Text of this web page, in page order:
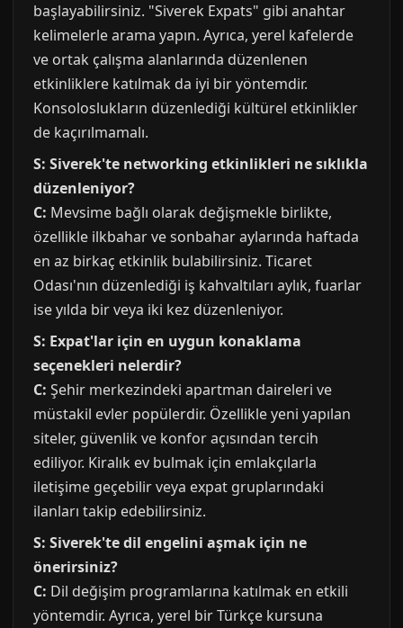
başlayabilirsiniz. "Siverek Expats" gibi anahtar
kelimelerle arama yapın. Ayrıca, yerel kafelerde
ve ortak çalışma alanlarında düzenlenen
etkinliklere katılmak da iyi bir yöntemdir.
Konsoloslukların düzenlediği kültürel etkinlikler
de kaçırılmamalı.
S: Siverek'te networking etkinlikleri ne sıklıkla
düzenleniyor?
C: Mevsime bağlı olarak değişmekle birlikte,
özellikle ilkbahar ve sonbahar aylarında haftada
en az birkaç etkinlik bulabilirsiniz. Ticaret
Odası'nın düzenlediği iş kahvaltıları aylık, fuarlar
ise yılda bir veya iki kez düzenleniyor.
S: Expat'lar için en uygun konaklama
seçenekleri nelerdir?
C: Şehir merkezindeki apartman daireleri ve
müstakil evler popülerdir. Özellikle yeni yapılan
siteler, güvenlik ve konfor açısından tercih
ediliyor. Kiralık ev bulmak için emlakçılarla
iletişime geçebilir veya expat gruplarındaki
ilanları takip edebilirsiniz.
S: Siverek'te dil engelini aşmak için ne
önerirsiniz?
C: Dil değişim programlarına katılmak en etkili
yöntemdir. Ayrıca, yerel bir Türkçe kursuna